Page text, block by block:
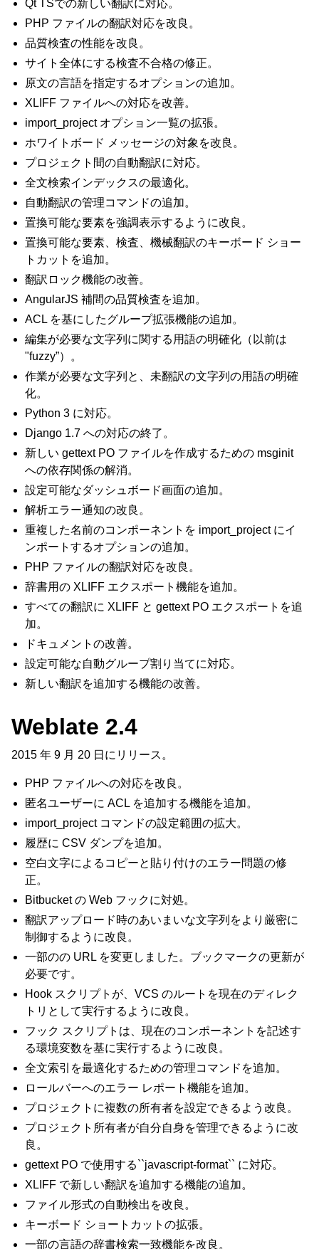
Qt TSでの新しい翻訳に対応。
PHP ファイルの翻訳対応を改良。
品質検査の性能を改良。
サイト全体にする検査不合格の修正。
原文の言語を指定するオプションの追加。
XLIFF ファイルへの対応を改善。
import_project オプション一覧の拡張。
ホワイトボード メッセージの対象を改良。
プロジェクト間の自動翻訳に対応。
全文検索インデックスの最適化。
自動翻訳の管理コマンドの追加。
置換可能な要素を強調表示するように改良。
置換可能な要素、検査、機械翻訳のキーボード ショー
トカットを追加。
翻訳ロック機能の改善。
AngularJS 補間の品質検査を追加。
ACL を基にしたグループ拡張機能の追加。
編集が必要な文字列に関する用語の明確化（以前は
"fuzzy”）。
作業が必要な文字列と、未翻訳の文字列の用語の明確
化。
Python 3 に対応。
Django 1.7 への対応の終了。
新しい gettext PO ファイルを作成するための msginit
への依存関係の解消。
設定可能なダッシュボード画面の追加。
解析エラー通知の改良。
重複した名前のコンポーネントを import_project にイ
ンポートするオプションの追加。
PHP ファイルの翻訳対応を改良。
辞書用の XLIFF エクスポート機能を追加。
すべての翻訳に XLIFF と gettext PO エクスポートを追
加。
ドキュメントの改善。
設定可能な自動グループ割り当てに対応。
新しい翻訳を追加する機能の改善。
Weblate 2.4
2015 年 9 月 20 日にリリース。
PHP ファイルへの対応を改良。
匿名ユーザーに ACL を追加する機能を追加。
import_project コマンドの設定範囲の拡大。
履歴に CSV ダンプを追加。
空白文字によるコピーと貼り付けのエラー問題の修
正。
Bitbucket の Web フックに対処。
翻訳アップロード時のあいまいな文字列をより厳密に
制御するように改良。
一部のの URL を変更しました。ブックマークの更新が
必要です。
Hook スクリプトが、VCS のルートを現在のディレク
トリとして実行するように改良。
フック スクリプトは、現在のコンポーネントを記述す
る環境変数を基に実行するように改良。
全文索引を最適化するための管理コマンドを追加。
ロールバーへのエラー レポート機能を追加。
プロジェクトに複数の所有者を設定できるよう改良。
プロジェクト所有者が自分自身を管理できるように改
良。
gettext PO で使用する``javascript-format`` に対応。
XLIFF で新しい翻訳を追加する機能の追加。
ファイル形式の自動検出を改良。
キーボード ショートカットの拡張。
一部の言語の辞書検索一致機能を改良。